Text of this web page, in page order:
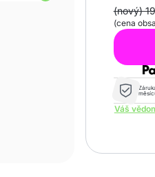
(nový)
(cena
Váš